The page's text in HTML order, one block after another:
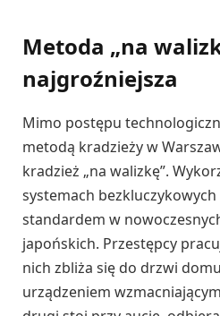
Metoda „na
najgroźniejsza
Mimo postępu
metodą kradzieży w
kradzież „na walizkę”.
systemach bezkluczykowych
standardem w
japońskich. Przestępcy
nich zbliża się do drzwi
urządzeniem